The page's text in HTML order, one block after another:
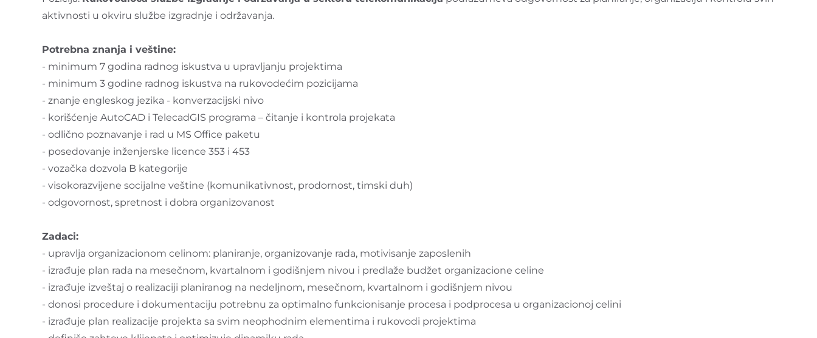
aktivnosti u okviru službe izgradnje i održavanja.
Potrebna znanja i veštine:
- minimum 7 godina radnog iskustva u upravljanju projektima
- minimum 3 godine radnog iskustva na rukovodećim pozicijama
- znanje engleskog jezika - konverzacijski nivo
- korišćenje AutoCAD i TelecadGIS programa – čitanje i kontrola projekata
- odlično poznavanje i rad u MS Office paketu
- posedovanje inženjerske licence 353 i 453
- vozačka dozvola B kategorije
- visokorazvijene socijalne veštine (komunikativnost, prodornost, timski duh)
- odgovornost, spretnost i dobra organizovanost
Zadaci:
- upravlja organizacionom celinom: planiranje, organizovanje rada, motivisanje zaposlenih
- izrađuje plan rada na mesečnom, kvartalnom i godišnjem nivou i predlaže budžet organizacione celine
- izrađuje izveštaj o realizaciji planiranog na nedeljnom, mesečnom, kvartalnom i godišnjem nivou
- donosi procedure i dokumentaciju potrebnu za optimalno funkcionisanje procesa i podprocesa u organizacionoj celini
- izrađuje plan realizacije projekta sa svim neophodnim elementima i rukovodi projektima